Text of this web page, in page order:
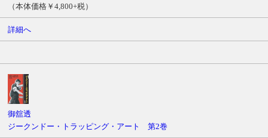
（本体価格￥4,800+税）
詳細へ
御舘透
ジークンドー・トラッピング・アート 第2巻